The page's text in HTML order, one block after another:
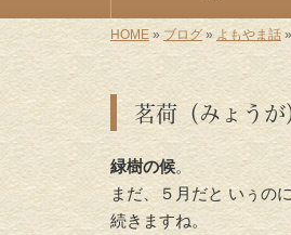
HOME» ブログ » よもやま話 »
茗荷（みょうが
緑樹の候。
まだ、５月だと いぅの
続きますね。